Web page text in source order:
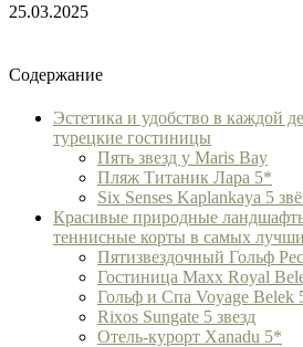
25.03.2025
Содержание
Эстетика и удобство в каждой
турецкие гостиницы
Пять звезд у Maris Bay
Пляж Титаник Лара 5*
Six Senses Kaplankaya 5
Красивые природные
теннисные корты в самых
Пятизвездочный Гольф
Гостиница Maxx Royal
Гольф и Спа Voyage Belek
Rixos Sungate 5 звезд
Отель-курорт Xanadu 5*